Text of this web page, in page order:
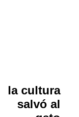
la cultura
salvó al